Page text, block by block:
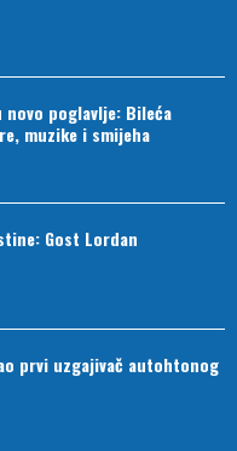
poglavlje: Bileća
muzike i smijeha
Gost Lordan
prvi uzgajivač autohtonog